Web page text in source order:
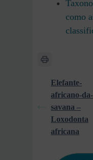
como
Elefante-
africano-da-
savana –
Loxodonta
africana